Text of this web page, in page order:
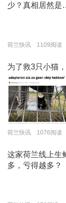
少？真相居然是
荷兰快讯 1109阅读
为了救3只小猫
荷兰快讯 1076阅读
这家荷兰线上生
多，亏得越多？